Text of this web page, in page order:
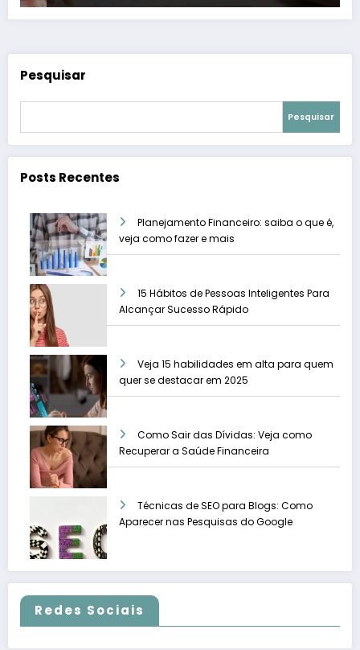
Pesquisar
Pesquisar
Posts Recentes
Planejamento Financeiro: saiba o que é,
veja como fazer e mais
15 Hábitos de Pessoas Inteligentes Para
Alcançar Sucesso Rápido
Veja 15 habilidades em alta para quem
quer se destacar em 2025
Como Sair das Dívidas: Veja como
Recuperar a Saúde Financeira
Técnicas de SEO para Blogs: Como
Aparecer nas Pesquisas do Google
Redes Sociais